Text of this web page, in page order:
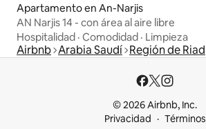
Apartamento en An-Narjis
AN Narjis 14 - con área al aire libre
Hospitalidad · Comodidad · Limpieza
Airbnb Arabia Saudí Región de Riad
© 2026 Airbnb, Inc.
Privacidad
Términos